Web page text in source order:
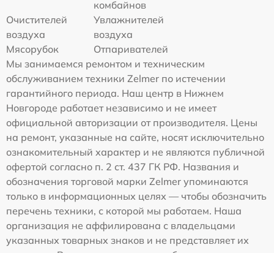
комбайнов
Очистителей
воздуха
Увлажнителей
воздуха
Мясорубок
Отпаривателей
Мы занимаемся ремонтом и техническим
обслуживанием техники Zelmer по истечении
гарантийного периода. Наш центр в Нижнем
Новгороде работает независимо и не имеет
официальной авторизации от производителя. Цены
на ремонт, указанные на сайте, носят исключительно
ознакомительный характер и не являются публичной
офертой согласно п. 2 ст. 437 ГК РФ. Названия и
обозначения торговой марки Zelmer упоминаются
только в информационных целях — чтобы обозначить
перечень техники, с которой мы работаем. Наша
организация не аффилирована с владельцами
указанных товарных знаков и не представляет их